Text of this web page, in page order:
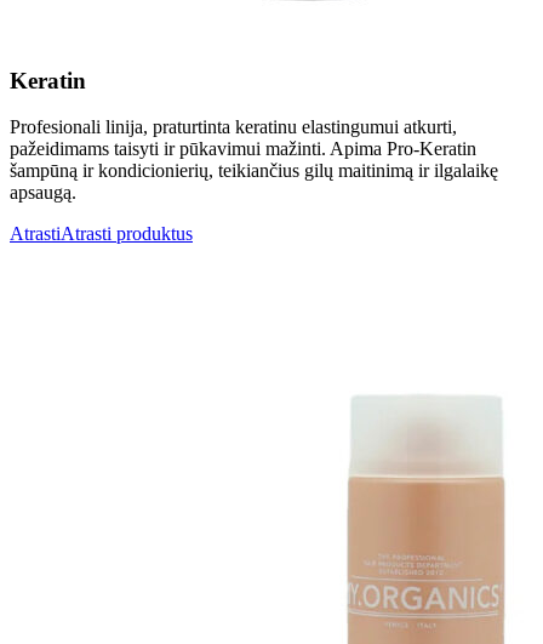
Keratin
Profesionali linija, praturtinta keratinu elastingumui atkurti,
pažeidimams taisyti ir pūkavimui mažinti. Apima Pro-Keratin
šampūną ir kondicionierių, teikiančius gilų maitinimą ir ilgalaikę
apsaugą.
AtrastiAtrasti produktus